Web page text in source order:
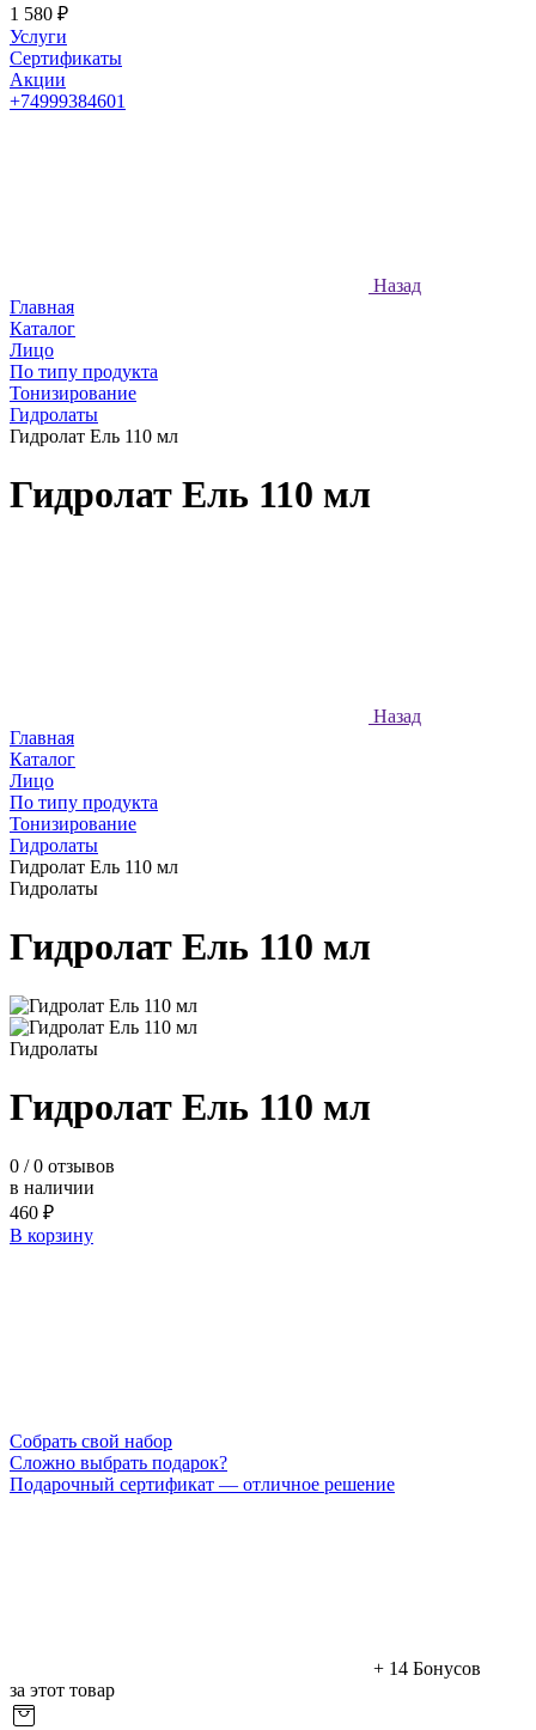
1 580 ₽
Услуги
Сертификаты
Акции
+74999384601
Назад
Главная
Каталог
Лицо
По типу продукта
Тонизирование
Гидролаты
Гидролат Ель 110 мл
Гидролат Ель 110 мл
Назад
Главная
Каталог
Лицо
По типу продукта
Тонизирование
Гидролаты
Гидролат Ель 110 мл
Гидролаты
Гидролат Ель 110 мл
Гидролаты
Гидролат Ель 110 мл
0 / 0 отзывов
в наличии
460 ₽
В корзину
Cобрать свой набор
Сложно выбрать подарок?
Подарочный сертификат — отличное решение
+ 14 Бонусов
за этот товар